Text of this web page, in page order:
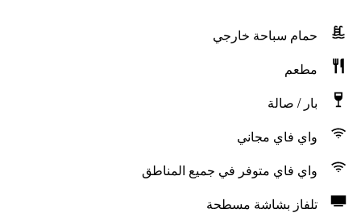
حمام سباحة خارجي
مطعم
بار / صالة
واي فاي مجاني
واي فاي متوفر في جميع المناطق
تلفاز بشاشة مسطحة